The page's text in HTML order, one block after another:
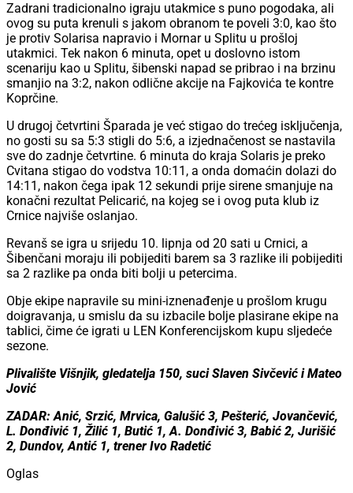
Zadrani tradicionalno igraju utakmice s puno pogodaka, ali
ovog su puta krenuli s jakom obranom te poveli 3:0, kao što
je protiv Solarisa napravio i Mornar u Splitu u prošloj
utakmici. Tek nakon 6 minuta, opet u doslovno istom
scenariju kao u Splitu, šibenski napad se pribrao i na brzinu
smanjio na 3:2, nakon odlične akcije na Fajkovića te kontre
Koprčine.
U drugoj četvrtini Šparada je već stigao do trećeg isključenja,
no gosti su sa 5:3 stigli do 5:6, a izjednačenost se nastavila
sve do zadnje četvrtine. 6 minuta do kraja Solaris je preko
Cvitana stigao do vodstva 10:11, a onda domaćin dolazi do
14:11, nakon čega ipak 12 sekundi prije sirene smanjuje na
konačni rezultat Pelicarić, na kojeg se i ovog puta klub iz
Crnice najviše oslanjao.
Revanš se igra u srijedu 10. lipnja od 20 sati u Crnici, a
Šibenčani moraju ili pobijediti barem sa 3 razlike ili pobijediti
sa 2 razlike pa onda biti bolji u petercima.
Obje ekipe napravile su mini-iznenađenje u prošlom krugu
doigravanja, u smislu da su izbacile bolje plasirane ekipe na
tablici, čime će igrati u LEN Konferencijskom kupu sljedeće
sezone.
Plivalište Višnjik, gledatelja 150, suci Slaven Sivčević i Mateo
Jović
ZADAR: Anić, Srzić, Mrvica, Galušić 3, Pešterić, Jovančević,
L. Donđivić 1, Žilić 1, Butić 1, A. Donđivić 3, Babić 2, Jurišić
2, Dundov, Antić 1, trener Ivo Radetić
Oglas